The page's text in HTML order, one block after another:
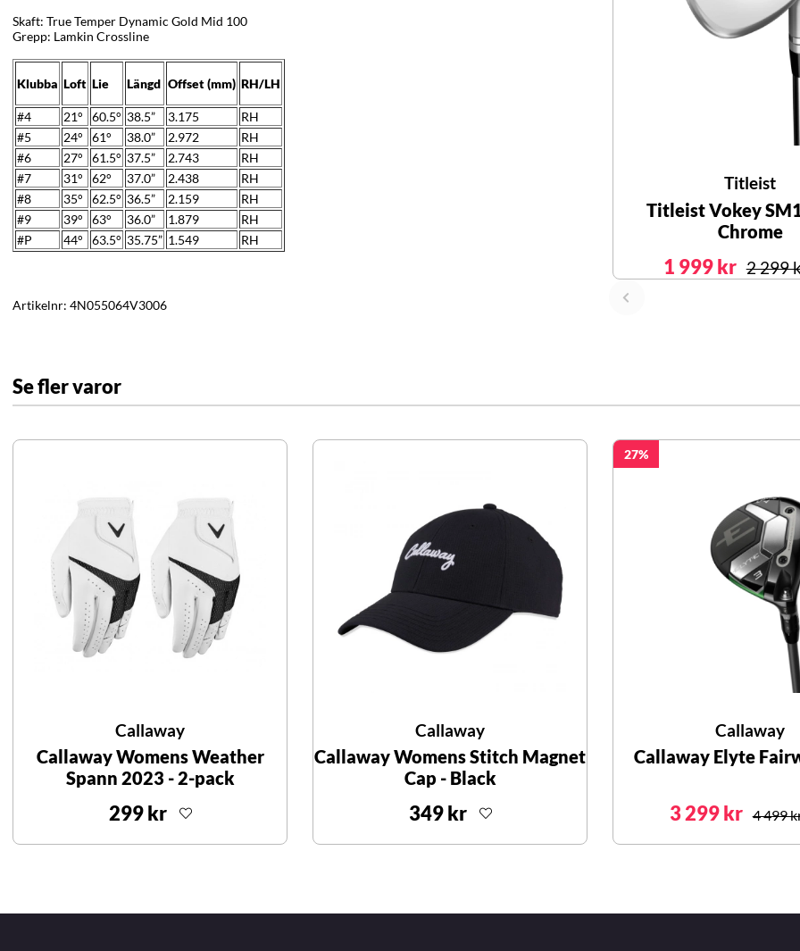
Skaft: True Temper Dynamic Gold Mid 100
Grepp: Lamkin Crossline
Klubba Loft Lie Längd Offset (mm) RH/LH
#4 21° 60.5° 38.5” 3.175
RH
#5
24° 61° 38.0” 2.972
RH
#6
27° 61.5° 37.5” 2.743
RH
#7
31° 62° 37.0” 2.438
RH
#8
35° 62.5° 36.5” 2.159
RH
#9
39° 63° 36.0” 1.879
RH
#P
44° 63.5° 35.75” 1.549 RH
Artikelnr: 4N055064V3006
Titleist
Titleist Vokey
Chrome
1 999 kr 2 299
Se fler varor
Callaway
Callaway Womens Weather
Spann 2023 - 2-pack
299 kr
Callaway
Callaway Womens Stitch Magnet
Cap - Black
349 kr
27
Callaway
Callaway Elyte
3 299 kr 4 499